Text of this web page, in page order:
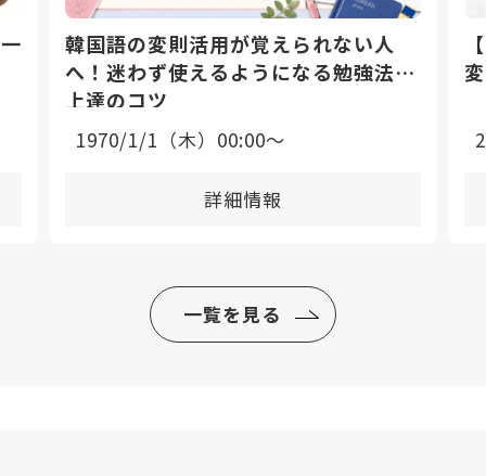
韓国語の変則活用が覚えられない人
へ！迷わず使えるようになる勉強法と
上達のコツ
1970/1/1（木）00:00〜
詳細情報
一覧を見る